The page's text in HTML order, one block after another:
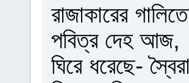
রাজাকারের
পবিত্র দেহ আজ,
ঘিরে ধরেছে-